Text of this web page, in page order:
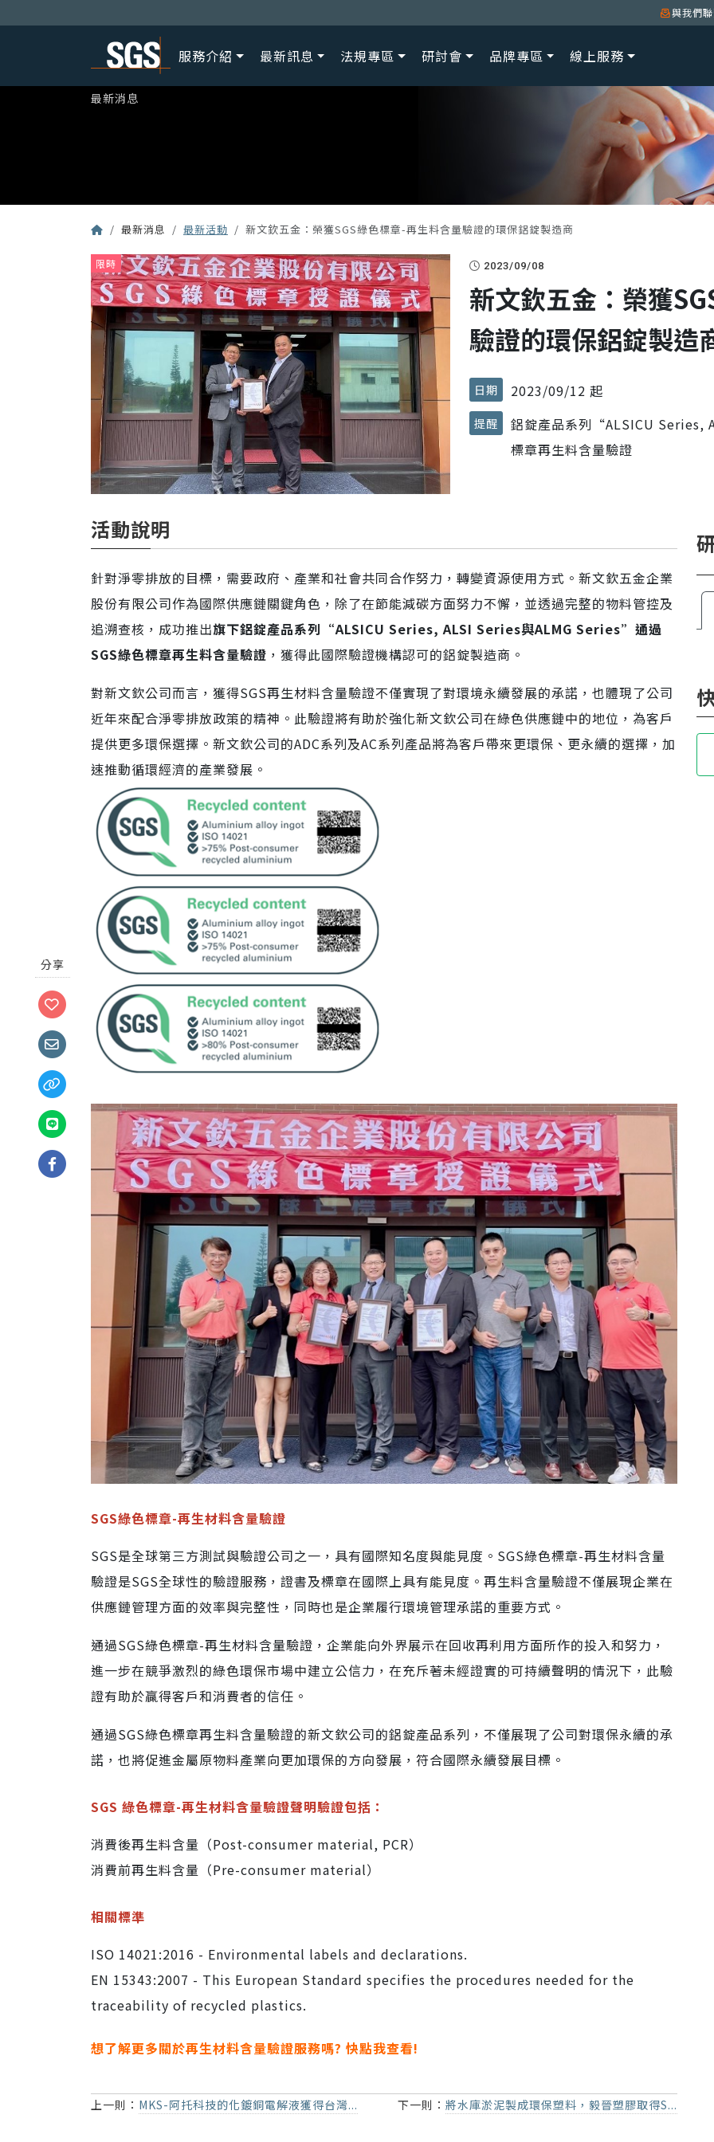
與我們
服務介紹 最新訊息 法規專區 研討會 品牌專區 線上服務
最新消息
最新消息 最新活動 新文欽五金：榮獲SGS綠色標章-再生料含量驗證的環保鋁錠製造商
限時 2023/09/08
新文欽五金：榮獲
驗證的環保鋁錠製造
日期 2023/09/12 起
提醒
鋁錠產品系列“ALSICU Series,
標章再生料含量驗證
活動說明
針對淨零排放的目標，需要政府、產業和社會共同合作努力，轉變資源使用方式。新文欽五金企業
股份有限公司作為國際供應鏈關鍵角色，除了在節能減碳方面努力不懈，並透過完整的物料管控及
追溯查核，成功推出旗下鋁錠產品系列“ALSICU Series, ALSI Series與ALMG Series”通過
SGS綠色標章再生料含量驗證 ，獲得此國際驗證機構認可的鋁錠製造商。
對新文欽公司而言，獲得SGS再生材料含量驗證不僅實現了對環境永續發展的承諾，也體現了公司
近年來配合淨零排放政策的精神。此驗證將有助於強化新文欽公司在綠色供應鏈中的地位，為客戶
提供更多環保選擇。新文欽公司的ADC系列及AC系列產品將為客戶帶來更環保、更永續的選擇，加
速推動循環經濟的產業發展。
SGS綠色標章-再生材料含量驗證
SGS是全球第三方測試與驗證公司之一，具有國際知名度與能見度。SGS綠色標章-再生材料含量
驗證是SGS全球性的驗證服務，證書及標章在國際上具有能見度。再生料含量驗證不僅展現企業在
供應鏈管理方面的效率與完整性，同時也是企業履行環境管理承諾的重要方式。
通過SGS綠色標章-再生材料含量驗證，企業能向外界展示在回收再利用方面所作的投入和努力，
進一步在競爭激烈的綠色環保市場中建立公信力，在充斥著未經證實的可持續聲明的情況下，此驗
證有助於贏得客戶和消費者的信任。
通過SGS綠色標章再生料含量驗證的新文欽公司的鋁錠產品系列，不僅展現了公司對環保永續的承
諾，也將促進金屬原物料產業向更加環保的方向發展，符合國際永續發展目標。
SGS 綠色標章-再生材料含量驗證聲明驗證包括：
消費後再生料含量（Post-consumer material, PCR）
消費前再生料含量（Pre-consumer material）
相關標準
ISO 14021:2016 - Environmental labels and declarations.
EN 15343:2007 - This European Standard specifies the procedures needed for the
traceability of recycled plastics.
想了解更多關於再生材料含量驗證服務嗎? 快點我查看!
上一則： MKS-阿托科技的化鍍銅電解液獲得台灣... 下一則： 將水庫淤泥製成環保塑料，毅晉塑膠取得S...
分享